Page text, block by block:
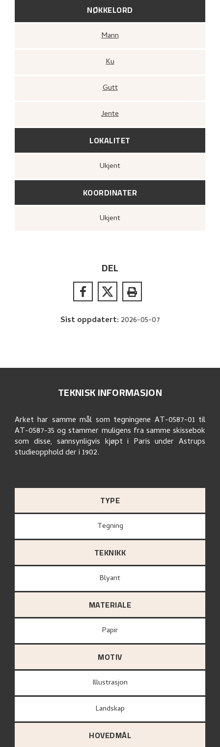
NØKKELORD
Mann
Ku
Gutt
Jente
LOKALITET
Ukjent
KOORDINATER
Ukjent
DEL
Sist oppdatert: 2026-05-07
TEKNISK INFORMASJON
TYPE
Tegning
TEKNIKK
Blyant
MATERIALE
papir
MOTIV
Illustrasjon
Landskap
Arket har samme mål som tegningene AT-0587-01 til
AT-0587-35 og stammer muligens fra samme skissebok
som disse, sannsynligvis kjøpt i Paris under Astrups
studieopphold der i 1902.
HOVEDMÅL